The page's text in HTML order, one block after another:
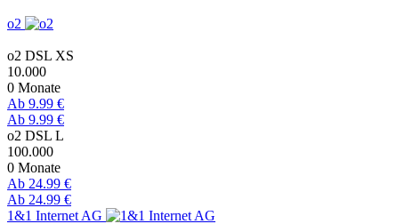
o2
o2 DSL XS
10.000
0 Monate
Ab 9.99 €
Ab 9.99 €
o2 DSL L
100.000
0 Monate
Ab 24.99 €
Ab 24.99 €
1&1 Internet AG